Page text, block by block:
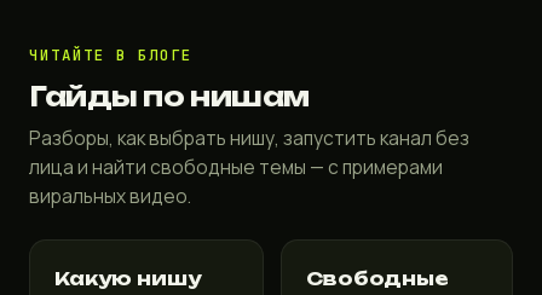
ЧИТАЙТЕ В БЛОГЕ
Гайды по нишам
Разборы, как выбрать нишу, запустить канал без
лица и найти свободные темы — с примерами
виральных видео.
Какую нишу
Свободные